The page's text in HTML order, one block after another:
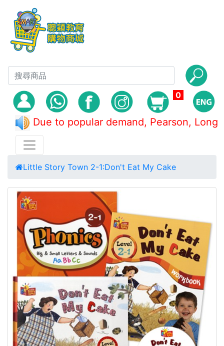
0
Due to popular demand, Pearson,
Little Story Town 2-1:Don't Eat My Cake